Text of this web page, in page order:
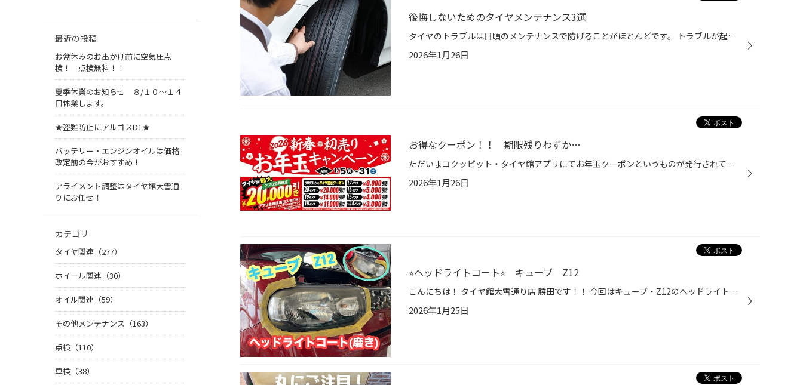
後悔しないためのタイヤメンテナンス3選
タイヤのトラブルは日頃のメンテナンスで防げることがほとんどです。 トラブルが起きて後悔しない為にも、今回はタイヤのプロがおススメするタイヤメンテナンスを いくつかご紹介いたします。 【タイヤ長持ちの為のおススメテナンス！】 普段なかなか点検できてない、タイヤ交換もずいぶんしていな...
2026年1月26日
お得なクーポン！！ 期限残りわずか…
ただいまコクッピット・タイヤ館アプリにてお年玉クーポンというものが発行されています！ クーポンの内容 タイヤ４本ご購入の際に最大2万円引きになり、とてもお得になるのでぜひご利用ください！ クーポン期限1/5(月)〜2/8(日)まで！ またお買得なアウトレット品もございます！ 持ち越し在庫品・...
2026年1月26日
⭐︎ヘッドライトコート⭐︎ キューブ Z12
こんにちは！ タイヤ館大雪通り店 勝田です！！ 今回はキューブ・Z12のヘッドライトコーティングを施工しました！！ 施工時間は30～60分※目安になります。 見ての通りピカピカになり夜も明るくなりましたね！ ヘッドライトのくすみが気になる方！ タイヤ館のWEB、アプリでも予約可能です！！ https:...
2026年1月25日
最近の投稿
お盆休みのお出かけ前に空気圧点
検！ 点検無料！！
夏季休業のお知らせ ８/１０～１４
日休業します。
★盗難防止にアルゴスD1★
バッテリー・エンジンオイルは価格
改定前の今がおすすめ！
アライメント調整はタイヤ館大雪通
りにお任せ！
カテゴリ
タイヤ関連（277）
ホイール関連（30）
オイル関連（59）
その他メンテナンス（163）
点検（110）
車検（38）